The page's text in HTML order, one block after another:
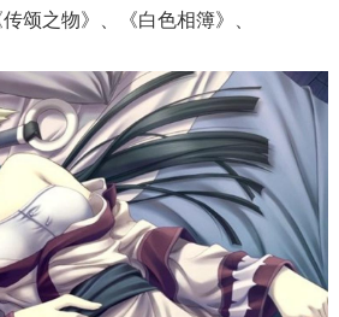
颂之物》、《白色相簿》、